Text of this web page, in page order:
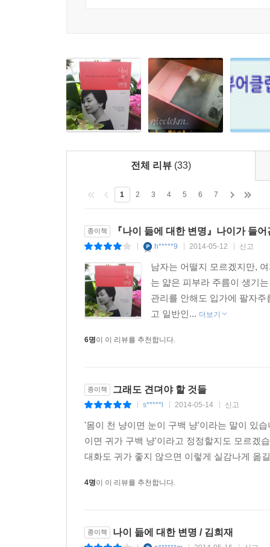
전체 리뷰 (33)
1 2 3 4 5 6 7
종이책 『나이 듦에 대한 변명』나이가 들
h*****9 2014-05-12 신고
남자는 어떨지 모르겠지만,
는 얇은 피부라 주름이 생기
관리를 안해도 입가에 팔자
고 일반인... 더보기
6명이 이 리뷰를 추천합니다.
종이책 그래도 견뎌야 할 것들
s*****l 2014-05-14 신고
'몸이 천 냥이면 눈이 구백 냥'이라는 말이 있
이면 귀가 구백 냥'이라고 정정할지도 모르겠
대화도 귀가 좋지 않으면 이렇게 실감나게 옮
4명이 이 리뷰를 추천합니다.
종이책 나이 듦에 대한 변명 / 김희재